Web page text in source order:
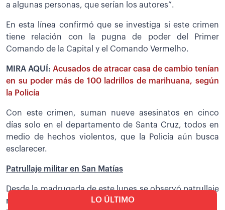
LO ÚLTIMO
a algunas personas, que serían los autores”.
En esta línea confirmó que se investiga si este crimen
tiene relación con la pugna de poder del Primer
Comando de la Capital y el Comando Vermelho.
MIRA AQUÍ: Acusados de atracar casa de cambio tenían
en su poder más de 100 ladrillos de marihuana, según
la Policía
Con este crimen, suman nueve asesinatos en cinco
días solo en el departamento de Santa Cruz, todos en
medio de hechos violentos, que la Policía aún busca
esclarecer.
Patrullaje militar en San Matías
Desde la madrugada de este lunes se observó patrullaje
militar en San Matías, donde hasta el reporte de esta